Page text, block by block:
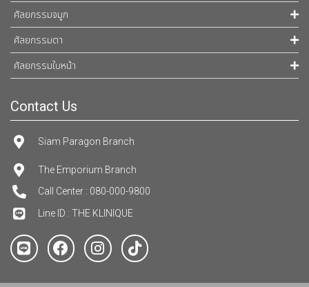
ศัลยกรรมจมูก
ศัลยกรรมตา
ศัลยกรรมใบหน้า
Contact Us
Siam Paragon Branch
The Emporium Branch
Call Center : 080-000-9800
Line ID : THE KLINIQUE